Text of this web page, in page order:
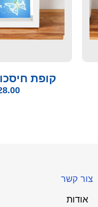
קופת
צור קשר
אודות